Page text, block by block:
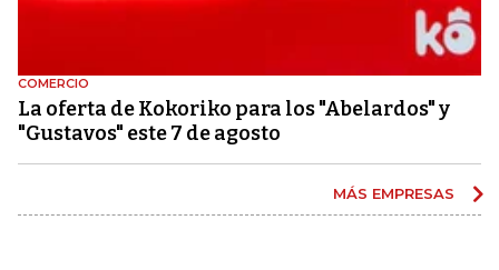
COMERCIO
La oferta de Kokoriko para los "Abelardos" y
"Gustavos" este 7 de agosto
MÁS EMPRESAS